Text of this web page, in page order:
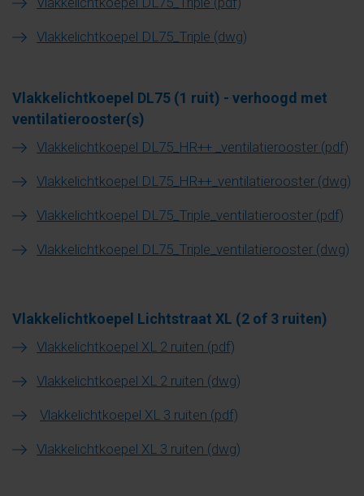
Vlakkelichtkoepel DL75_Triple (dwg)
Vlakkelichtkoepel DL75 (1 ruit) - verhoogd met
ventilatierooster(s)
Vlakkelichtkoepel DL75_HR++ _ventilatierooster (pdf)
Vlakkelichtkoepel DL75_HR++_ventilatierooster (dwg)
Vlakkelichtkoepel DL75_Triple_ventilatierooster (pdf)
Vlakkelichtkoepel DL75_Triple_ventilatierooster (dwg)
Vlakkelichtkoepel Lichtstraat XL (2 of 3 ruiten)
Vlakkelichtkoepel XL 2 ruiten (pdf)
Vlakkelichtkoepel XL 2 ruiten (dwg)
Vlakkelichtkoepel XL 3 ruiten (pdf)
Vlakkelichtkoepel XL 3 ruiten (dwg)